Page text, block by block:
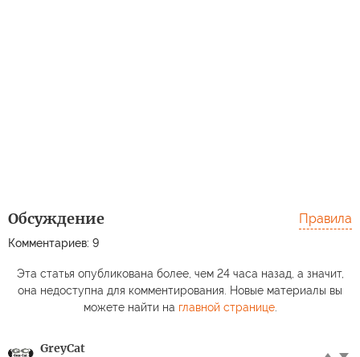
Обсуждение
Комментариев: 9
Правила
Эта статья опубликована более, чем 24 часа назад, а значит,
она недоступна для комментирования. Новые материалы вы
можете найти на главной странице.
GreyCat